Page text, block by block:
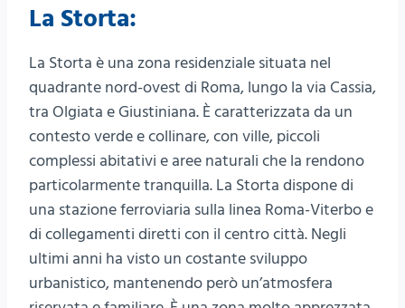
La Storta:
La Storta è una zona residenziale situata nel
quadrante nord-ovest di Roma, lungo la via Cassia,
tra Olgiata e Giustiniana. È caratterizzata da un
contesto verde e collinare, con ville, piccoli
complessi abitativi e aree naturali che la rendono
particolarmente tranquilla. La Storta dispone di
una stazione ferroviaria sulla linea Roma-Viterbo e
di collegamenti diretti con il centro città. Negli
ultimi anni ha visto un costante sviluppo
urbanistico, mantenendo però un’atmosfera